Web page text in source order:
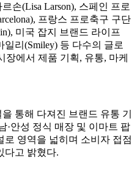
손(Lisa Larson), 스페인 프로
프랑스 프로축구 구단
미국 잡지 브랜드 라이프
리(Smiley) 등 다수의 글로
장에서 제품 기획, 유통, 마케
통해 다져진 브랜드 유통 기
·안성 정식 매장 및 이마트 팝
영역을 넓히며 소비자 접점
다고 밝혔다.